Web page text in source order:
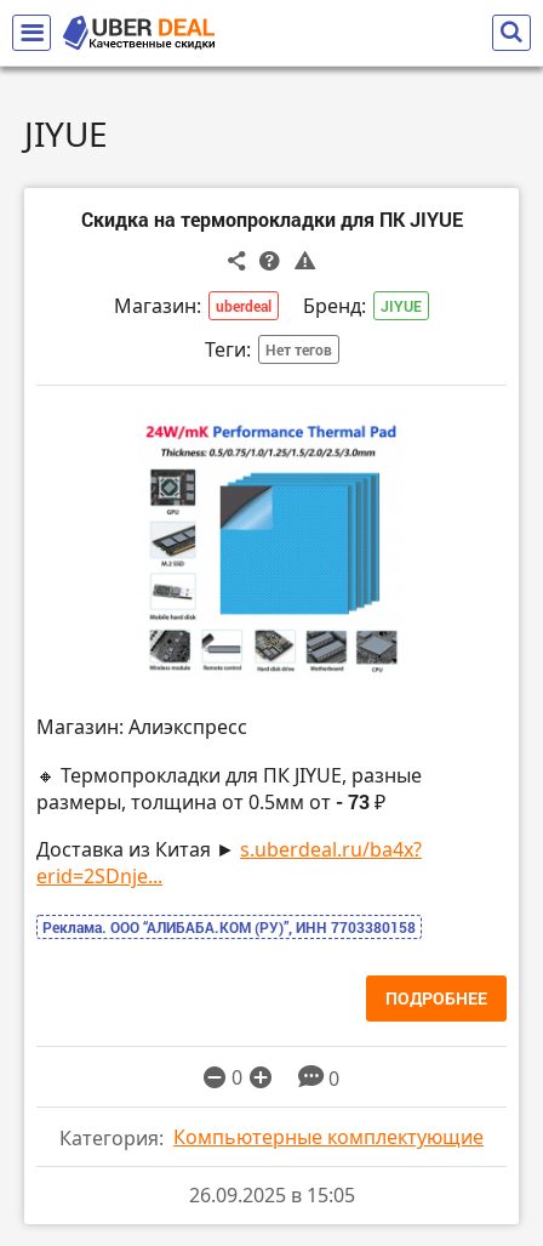
JIYUE
Скидка на термопрокладки для ПК JIYUE
Магазин: uberdeal Бренд: JIYUE
Теги: Нет тегов
Магазин: Алиэкспресс
🔸 Термопрокладки для ПК JIYUE, разные
размеры, толщина от 0.5мм от- 73 ₽
Доставка из Китая ► s.uberdeal.ru/ba4x?
erid=2SDnje...
Реклама. ООО “АЛИБАБА.КОМ (РУ)”, ИНН 7703380158
ПОДРОБНЕЕ
0 0
Категория: Компьютерные комплектующие
26.09.2025 в 15:05